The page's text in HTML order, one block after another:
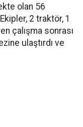
olan 56
2 traktör, 1
çalışma sonrası
ulaştırdı ve